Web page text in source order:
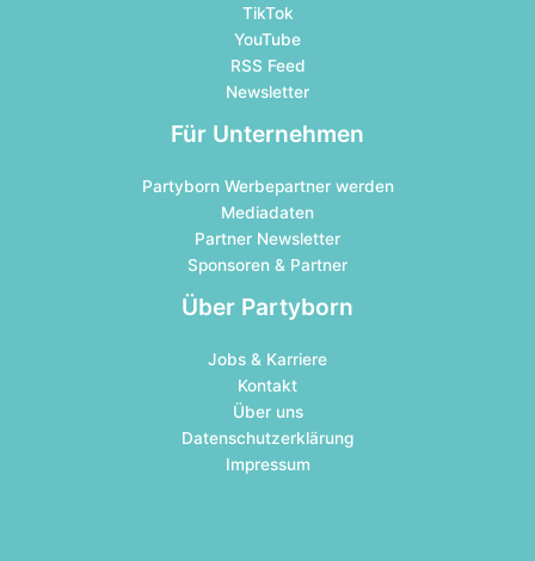
TikTok
YouTube
RSS Feed
Newsletter
Für Unternehmen
Partyborn Werbepartner werden
Mediadaten
Partner Newsletter
Sponsoren & Partner
Über Partyborn
Jobs & Karriere
Kontakt
Über uns
Datenschutzerklärung
Impressum